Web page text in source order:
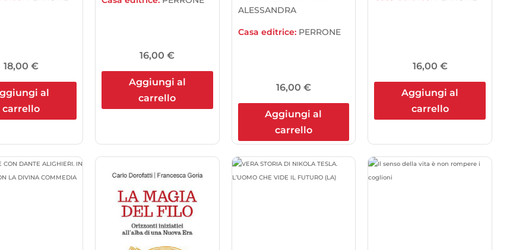
18,00 €
al
carrello
16,00€
Aggiungi al
carrello
ALESSANDRA
Casa editrice: PERRONE
16,00 €
Aggiungi al
carrello
16,00 €
Aggiungi al
carrello